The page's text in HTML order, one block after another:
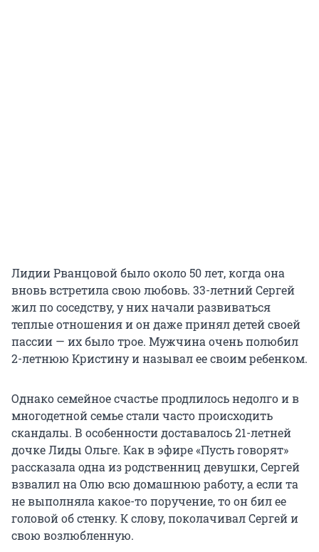
Лидии Рванцовой было около 50 лет, когда она
вновь встретила свою любовь. 33-летний Сергей
жил по соседству, у них начали развиваться
теплые отношения и он даже принял детей своей
пассии — их было трое. Мужчина очень полюбил
2-летнюю Кристину и называл ее своим ребенком.
Однако семейное счастье продлилось недолго и в
многодетной семье стали часто происходить
скандалы. В особенности доставалось 21-летней
дочке Лиды Ольге. Как в эфире «Пусть говорят»
рассказала одна из родственниц девушки, Сергей
взвалил на Олю всю домашнюю работу, а если та
не выполняла какое-то поручение, то он бил ее
головой об стенку. К слову, поколачивал Сергей и
свою возлюбленную.